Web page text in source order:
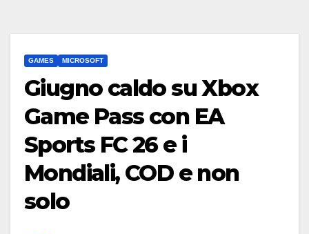
GAMES MICROSOFT
Giugno caldo su Xbox
Game Pass con EA
Sports FC 26 e i
Mondiali, COD e non
solo